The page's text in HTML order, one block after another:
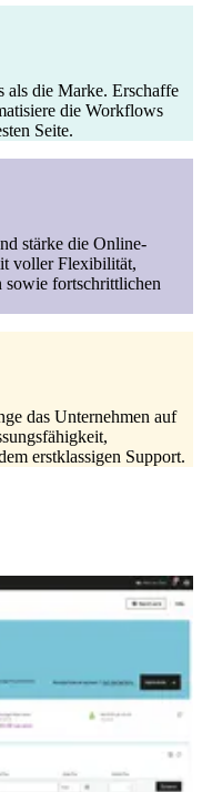
als die Marke. Erschaffe
die Workflows
Seite.
stärke die Online-
voller Flexibilität,
fortschrittlichen
das Unternehmen auf
erstklassigen Support.